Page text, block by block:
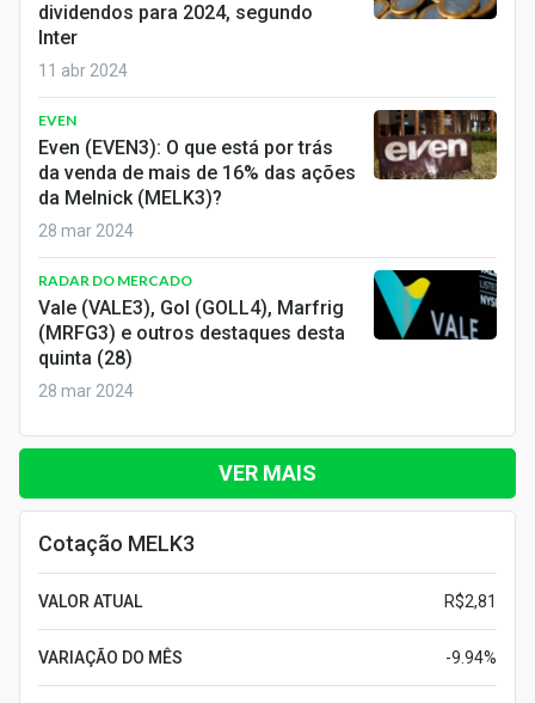
dividendos para 2024, segundo
Inter
11 abr 2024
EVEN
Even (EVEN3): O que está por trás
da venda de mais de 16% das ações
da Melnick (MELK3)?
28 mar 2024
RADAR DO MERCADO
Vale (VALE3), Gol (GOLL4), Marfrig
(MRFG3) e outros destaques desta
quinta (28)
28 mar 2024
VER MAIS
Cotação MELK3
VALOR ATUAL R$2,81
VARIAÇÃO DO MÊS -9.94%